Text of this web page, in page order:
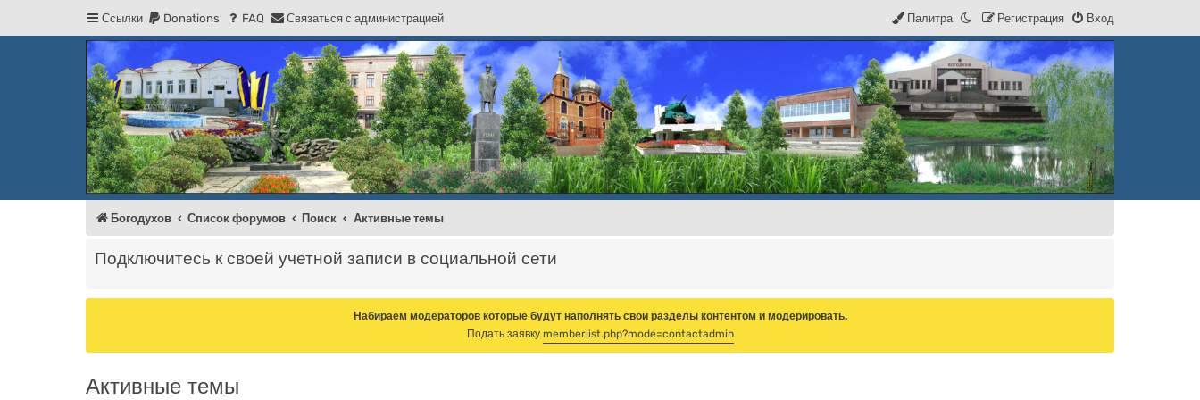
Ссылки Donations FAQ Связаться с администрацией Вход
Регистрация
Палитра
Регистрация
Форум Богодухова
Богодухов
Богодухов Список форумов Поиск Активные темы
Подключитесь к своей учетной записи в социальной сети
Набираем модераторов которые будут наполнять свои разделы контентом и модерировать.
Подать заявку memberlist.php?mode=contactadmin
Активные темы